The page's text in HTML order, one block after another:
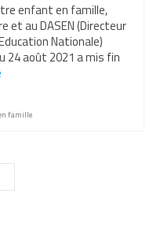
enfant en famille,
et au DASEN (Directeur
Nationale)
24 août 2021 a mis fin
famille